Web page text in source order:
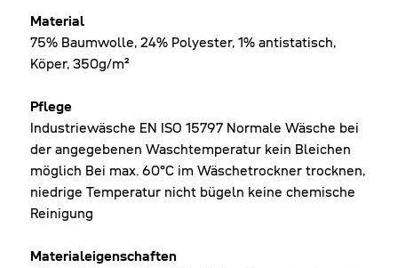
Material
75% Baumwolle, 24% Polyester, 1% antistatisch,
Köper, 350g/m²
Pflege
Industriewäsche EN ISO 15797 Normale Wäsche bei
der angegebenen Waschtemperatur kein Bleichen
möglich Bei max. 60°C im Wäschetrockner trocknen,
niedrige Temperatur nicht bügeln keine chemische
Reinigung
Materialeigenschaften